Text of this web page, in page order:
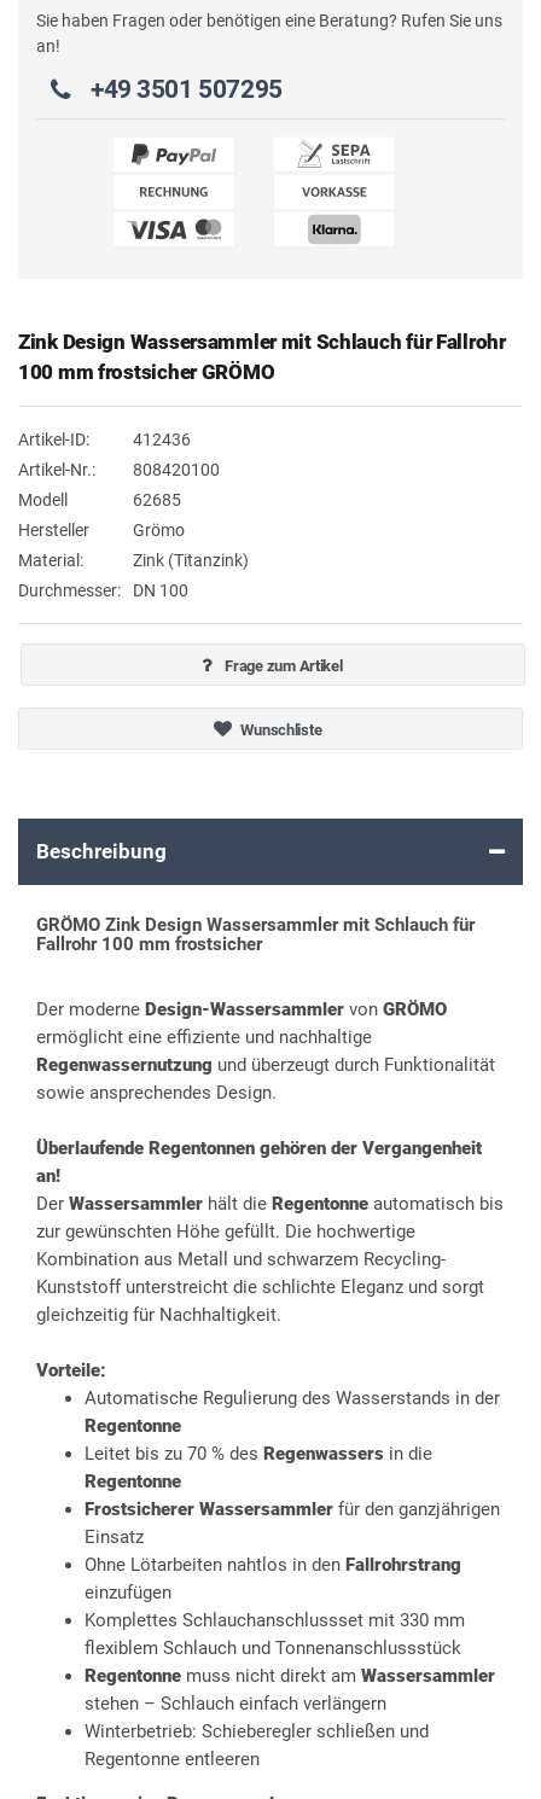
Sie haben Fragen oder benötigen eine Beratung? Rufen Sie uns
an!
+49 3501 507295
Zink Design Wassersammler mit Schlauch für Fallrohr
100 mm frostsicher GRÖMO
Artikel-ID:
412436
Artikel-Nr.:
808420100
Modell
62685
Hersteller
Grömo
Material:
Zink (Titanzink)
Durchmesser:
DN 100
Frage zum Artikel
Wunschliste
Beschreibung
GRÖMO Zink Design Wassersammler mit Schlauch für
Fallrohr 100 mm frostsicher
Der moderne Design-Wassersammler von GRÖMO
ermöglicht eine effiziente und nachhaltige
Regenwassernutzung und überzeugt durch Funktionalität
sowie ansprechendes Design.
Überlaufende Regentonnen gehören der Vergangenheit
an!
Der Wassersammler hält die Regentonne automatisch bis
zur gewünschten Höhe gefüllt. Die hochwertige
Kombination aus Metall und schwarzem Recycling-
Kunststoff unterstreicht die schlichte Eleganz und sorgt
gleichzeitig für Nachhaltigkeit.
Vorteile:
Automatische Regulierung des Wasserstands in der
Regentonne
Leitet bis zu 70 % des Regenwassers in die
Regentonne
Frostsicherer Wassersammler für den ganzjährigen
Einsatz
Ohne Lötarbeiten nahtlos in den Fallrohrstrang
einzufügen
Komplettes Schlauchanschlussset mit 330 mm
flexiblem Schlauch und Tonnenanschlussstück
Regentonne muss nicht direkt am Wassersammler
stehen – Schlauch einfach verlängern
Winterbetrieb: Schieberegler schließen und
Regentonne entleeren